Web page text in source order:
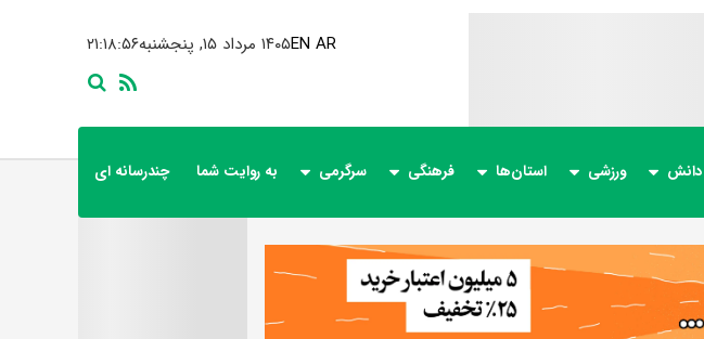
۲۱:۱۸:۵۸ ۱۴۰۵ مرداد ۱۵, پنجشنبهEN AR
دانش ورزشی استان‌ها فرهنگی سرگرمی به روایت شما چندرسانه ای